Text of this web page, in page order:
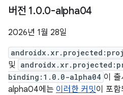
버전 1.0.0-alpha04
2026년 1월 28일
및
binding:1.0.0-alpha04 이
alpha04에는 이러한 커밋이 포